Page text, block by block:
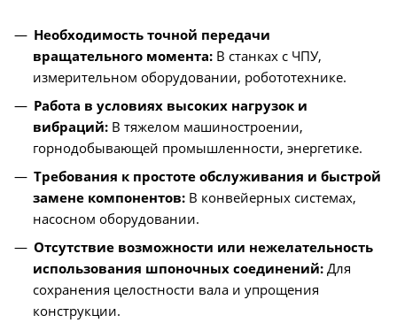
Необходимость точной передачи
вращательного момента: В станках с ЧПУ,
измерительном оборудовании, робототехнике.
Работа в условиях высоких нагрузок и
вибраций: В тяжелом машиностроении,
горнодобывающей промышленности, энергетике.
Требования к простоте обслуживания и быстрой
замене компонентов: В конвейерных системах,
насосном оборудовании.
Отсутствие возможности или нежелательность
использования шпоночных соединений: Для
сохранения целостности вала и упрощения
конструкции.